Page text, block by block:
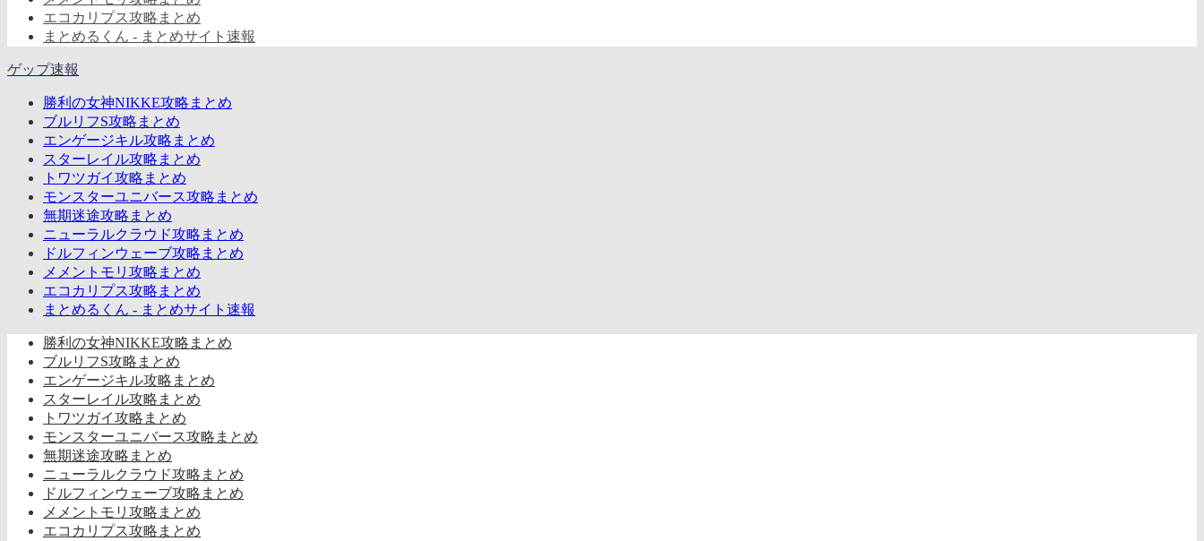
エコカリプス攻略まとめ
まとめるくん - まとめサイト速報
ゲップ速報
勝利の女神NIKKE攻略まとめ
ブルリフS攻略まとめ
エンゲージキル攻略まとめ
スターレイル攻略まとめ
トワツガイ攻略まとめ
モンスターユニバース攻略まとめ
無期迷途攻略まとめ
ニューラルクラウド攻略まとめ
ドルフィンウェーブ攻略まとめ
メメントモリ攻略まとめ
エコカリプス攻略まとめ
まとめるくん - まとめサイト速報
勝利の女神NIKKE攻略まとめ
ブルリフS攻略まとめ
エンゲージキル攻略まとめ
スターレイル攻略まとめ
トワツガイ攻略まとめ
モンスターユニバース攻略まとめ
無期迷途攻略まとめ
ニューラルクラウド攻略まとめ
ドルフィンウェーブ攻略まとめ
メメントモリ攻略まとめ
エコカリプス攻略まとめ